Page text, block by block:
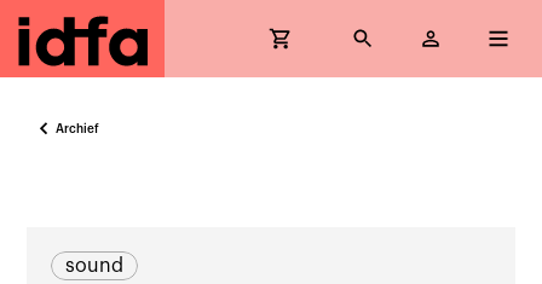
Archief
sound